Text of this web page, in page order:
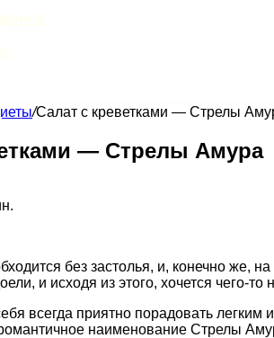
/Салат с креветками — Стрелы
— Стрелы Амура
без застолья, и, конечно же,
и исходя из этого, хочется чего-то
всегда приятно порадовать
наименование Стрелы